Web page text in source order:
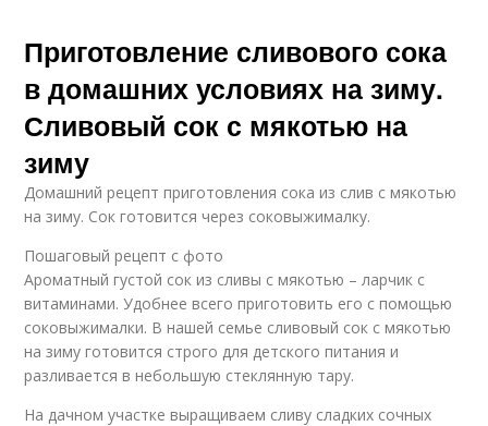
Приготовление сливового сока
в домашних условиях на зиму.
Сливовый сок с мякотью на
зиму
Домашний рецепт приготовления сока из слив с мякотью
на зиму. Сок готовится через соковыжималку.
Пошаговый рецепт с фото
Ароматный густой сок из сливы с мякотью – ларчик с
витаминами. Удобнее всего приготовить его с помощью
соковыжималки. В нашей семье сливовый сок с мякотью
на зиму готовится строго для детского питания и
разливается в небольшую стеклянную тару.
На дачном участке выращиваем сливу сладких сочных